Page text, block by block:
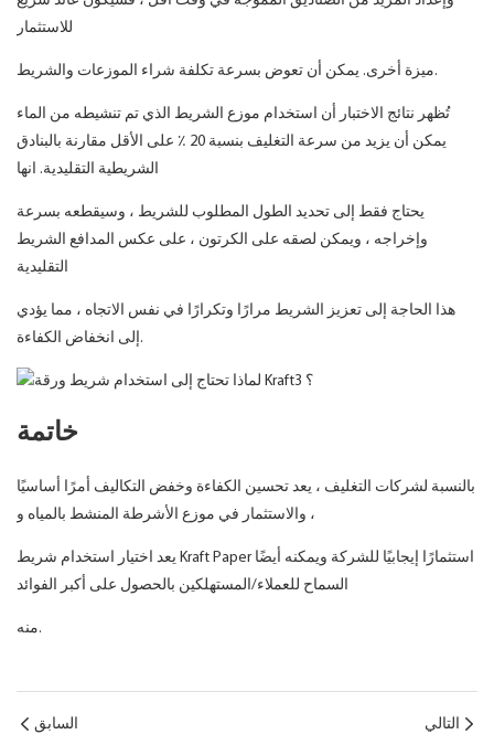
ميزة أخرى. يمكن أن تعوض بسرعة تكلفة شراء الموزعات والشريط.
تُظهر نتائج الاختبار أن استخدام موزع الشريط الذي تم تنشيطه من الماء
يمكن أن يزيد من سرعة التغليف بنسبة 20 ٪ على الأقل مقارنة بالبنادق
يحتاج فقط إلى تحديد الطول المطلوب للشريط ، وسيقطعه بسرعة
وإخراجه ، ويمكن لصقه على الكرتون ، على عكس المدافع الشريط
هذا الحاجة إلى تعزيز الشريط مرارًا وتكرارًا في نفس الاتجاه ، مما يؤدي
إلى انخفاض الكفاءة.
خاتمة
بالنسبة لشركات التغليف ، يعد تحسين الكفاءة وخفض التكاليف أمرًا أساسيًا
يعد اختيار استخدام شريط Kraft Paper استثمارًا إيجابيًا للشركة ويمكنه أيضًا
منه.
السابق التالي